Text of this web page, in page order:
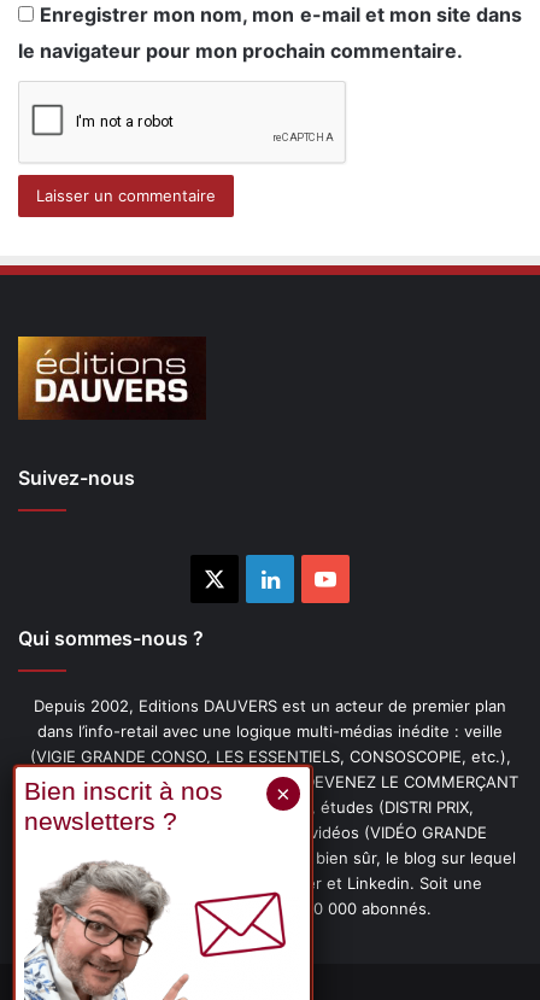
Enregistrer mon nom, mon e-mail et mon site dans
le navigateur pour mon prochain commentaire.
Suivez-nous
LinkedinYouTube
Qui sommes-nous ?
Depuis 2002, Editions DAUVERS est un acteur de premier plan
dans l’info-retail avec une logique multi-médias inédite : veille
(VIGIE GRANDE CONSO, LES ESSENTIELS, CONSOSCOPIE, etc.),
livres (PENSER-CLIENT, IMAGE-PRIX, DEVENEZ LE COMMERÇANT
PRÉFÉRÉ DE VOS CLIENTS, etc.), études (DISTRI PRIX,
PROMOFLASH, DRIVE INSIGHTS), vidéos (VIDÉO GRANDE
CONSO), podcasts (CAFÉ CONSO) et, bien sûr, le blog sur lequel
vous êtes, ainsi que les fils Twitter et Linkedin. Soit une
communauté de plus de 150 000 abonnés.